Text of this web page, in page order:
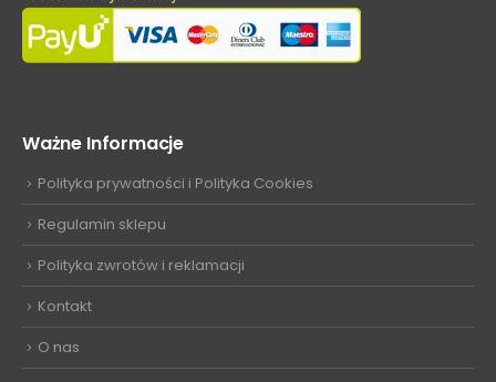
Ważne Informacje
Regulamin sklepu
Polityka zwrotów i reklamacji
Kontakt
O nas